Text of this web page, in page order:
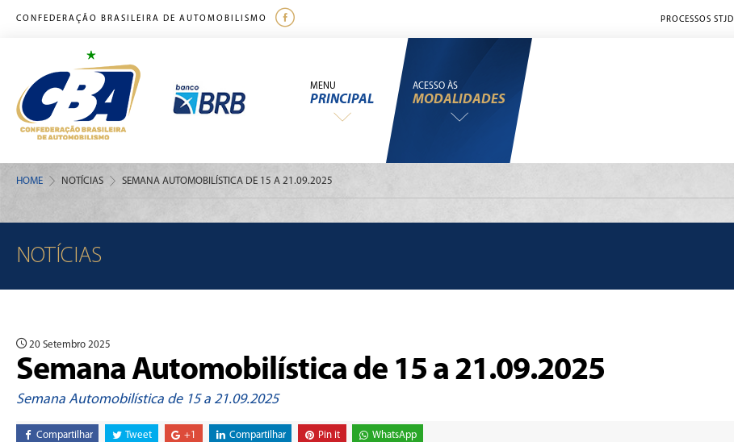
CONFEDERAÇÃO BRASILEIRA DE AUTOMOBILISMO PROCESSOS STJD
MENU
PRINCIPAL
ACESSO ÀS
MODALIDADES
HOME NOTÍCIAS SEMANA AUTOMOBILÍSTICA DE 15 A 21.09.2025
NOTÍCIAS
20 Setembro 2025
Semana Automobilística de 15 a 21.09.2025
Semana Automobilística de 15 a 21.09.2025
Compartilhar Tweet +1 Compartilhar Pin it WhatsApp